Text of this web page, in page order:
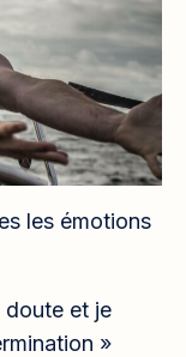
les émotions
doute et je
»